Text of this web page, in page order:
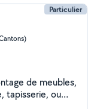
Particulier
tapisserie, ou